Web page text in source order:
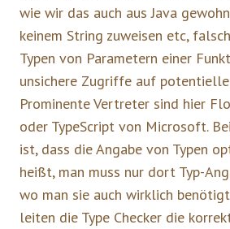
wie wir das auch aus Java
keinem String zuweisen etc,
Typen von Parametern einer
unsichere Zugriffe auf
Prominente Vertreter sind hier
oder TypeScript von Microsoft.
ist, dass die Angabe von Typen
heißt, man muss nur dort Typ-
wo man sie auch wirklich
leiten die Type Checker die